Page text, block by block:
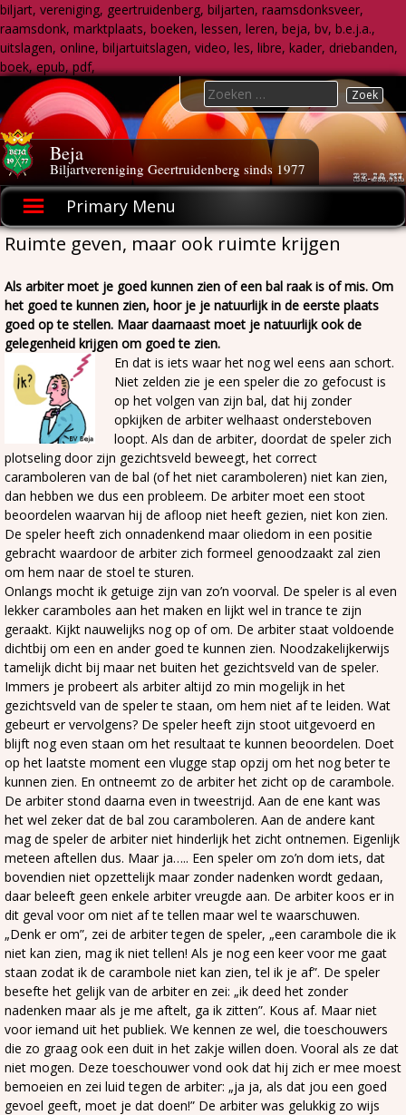
biljart, vereniging, geertruidenberg, biljarten, raamsdonksveer,
raamsdonk, marktplaats, boeken, lessen, leren, beja, bv, b.e.j.a.,
uitslagen, online, biljartuitslagen, video, les, libre, kader, driebanden,
boek, epub, pdf,
to
content
Beja
Biljartvereniging Geertruidenberg sinds 1977
Primary Menu
Search
for:
Ruimte geven, maar ook ruimte krijgen
Als arbiter moet je goed kunnen zien of een bal raak is of mis. Om
het goed te kunnen zien, hoor je je natuurlijk in de eerste plaats
goed op te stellen. Maar daarnaast moet je natuurlijk ook de
gelegenheid krijgen om goed te zien.
En dat is iets waar het nog wel eens aan schort.
Niet zelden zie je een speler die zo gefocust is
op het volgen van zijn bal, dat hij zonder
opkijken de arbiter welhaast ondersteboven
loopt. Als dan de arbiter, doordat de speler zich
plotseling door zijn gezichtsveld beweegt, het correct
caramboleren van de bal (of het niet caramboleren) niet kan zien,
dan hebben we dus een probleem. De arbiter moet een stoot
beoordelen waarvan hij de afloop niet heeft gezien, niet kon zien.
De speler heeft zich onnadenkend maar oliedom in een positie
gebracht waardoor de arbiter zich formeel genoodzaakt zal zien
om hem naar de stoel te sturen.
Onlangs mocht ik getuige zijn van zo’n voorval. De speler is al even
lekker caramboles aan het maken en lijkt wel in trance te zijn
geraakt. Kijkt nauwelijks nog op of om. De arbiter staat voldoende
dichtbij om een en ander goed te kunnen zien. Noodzakelijkerwijs
tamelijk dicht bij maar net buiten het gezichtsveld van de speler.
Immers je probeert als arbiter altijd zo min mogelijk in het
gezichtsveld van de speler te staan, om hem niet af te leiden. Wat
gebeurt er vervolgens? De speler heeft zijn stoot uitgevoerd en
blijft nog even staan om het resultaat te kunnen beoordelen. Doet
op het laatste moment een vlugge stap opzij om het nog beter te
kunnen zien. En ontneemt zo de arbiter het zicht op de carambole.
De arbiter stond daarna even in tweestrijd. Aan de ene kant was
het wel zeker dat de bal zou caramboleren. Aan de andere kant
mag de speler de arbiter niet hinderlijk het zicht ontnemen. Eigenlijk
meteen aftellen dus. Maar ja….. Een speler om zo’n dom iets, dat
bovendien niet opzettelijk maar zonder nadenken wordt gedaan,
daar beleeft geen enkele arbiter vreugde aan. De arbiter koos er in
dit geval voor om niet af te tellen maar wel te waarschuwen.
„Denk er om”, zei de arbiter tegen de speler, „een carambole die ik
niet kan zien, mag ik niet tellen! Als je nog een keer voor me gaat
staan zodat ik de carambole niet kan zien, tel ik je af”. De speler
besefte het gelijk van de arbiter en zei: „ik deed het zonder
nadenken maar als je me aftelt, ga ik zitten”. Kous af. Maar niet
voor iemand uit het publiek. We kennen ze wel, die toeschouwers
die zo graag ook een duit in het zakje willen doen. Vooral als ze dat
niet mogen. Deze toeschouwer vond ook dat hij zich er mee moest
bemoeien en zei luid tegen de arbiter: „ja ja, als dat jou een goed
gevoel geeft, moet je dat doen!” De arbiter was gelukkig zo wijs